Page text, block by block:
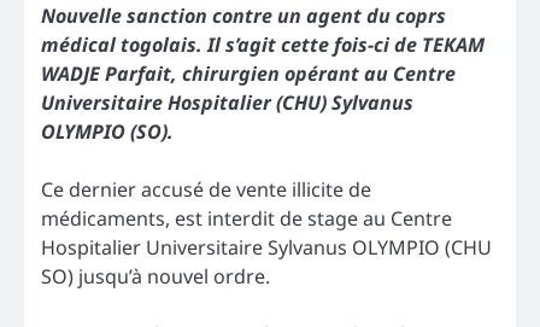
Nouvelle sanction contre un agent du coprs
médical togolais. Il s’agit cette fois-ci de TEKAM
WADJE Parfait, chirurgien opérant au Centre
Universitaire Hospitalier (CHU) Sylvanus
OLYMPIO (SO).
Ce dernier accusé de vente illicite de
médicaments, est interdit de stage au Centre
Hospitalier Universitaire Sylvanus OLYMPIO (CHU
SO) jusqu’à nouvel ordre.